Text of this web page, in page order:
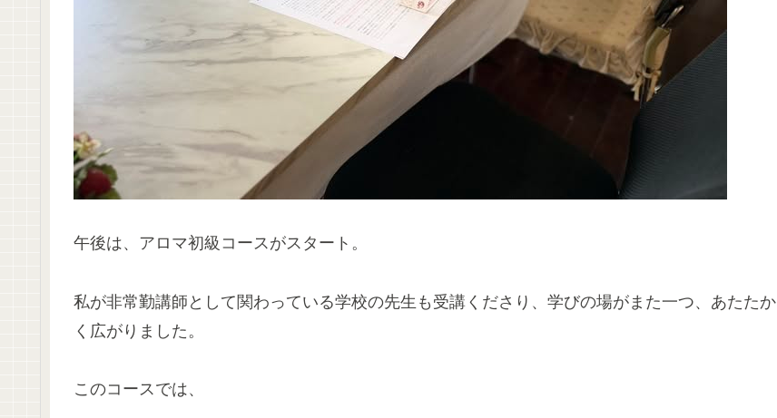
午後は、アロマ初級コースがスタート。
私が非常勤講師として関わっている学校の先生も受講くださり、学びの場がまた一つ、あたたか
く広がりました。
このコースでは、